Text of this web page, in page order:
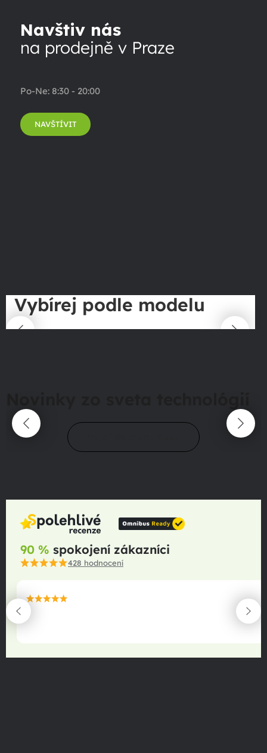
Navštiv nás
na prodejně v Praze
Po-Ne: 8:30 - 20:00
NAVŠTÍVIT
Vybírej podle modelu
90 % spokojení zákazníci
428 hodnocení
maximální spokojenost
22.06.2025